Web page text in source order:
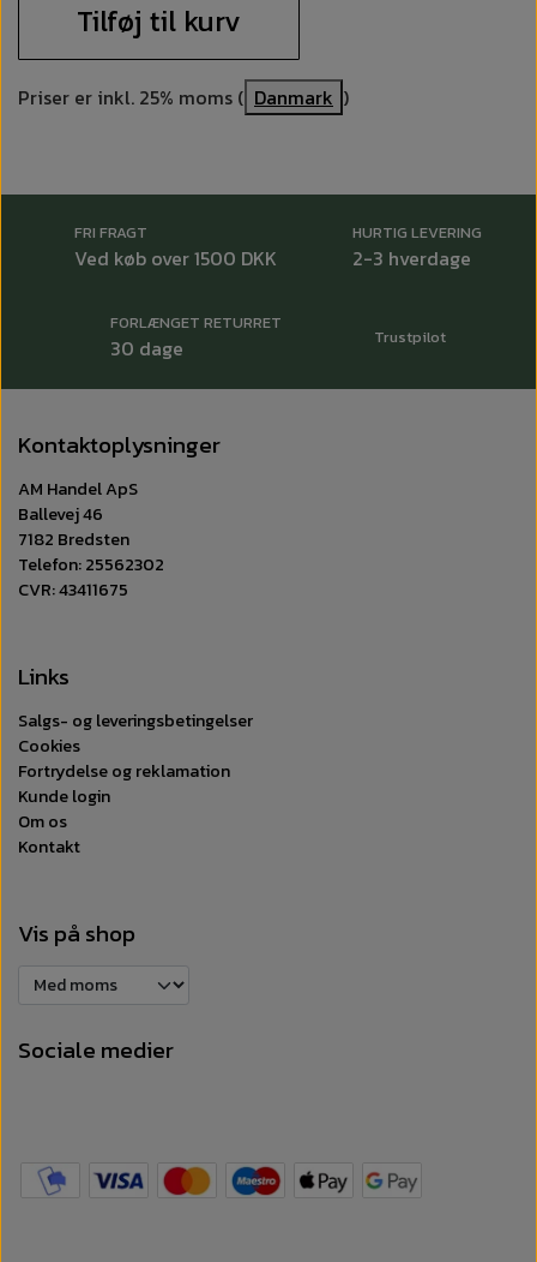
Tilføj til kurv
Priser er inkl. 25% moms ( Danmark )
FRI FRAGT
Ved køb over 1500 DKK
HURTIG LEVERING
2-3 hverdage
FORLÆNGET RETURRET
30 dage Trustpilot
Kontaktoplysninger
AM Handel ApS
Ballevej 46
7182 Bredsten
Telefon: 25562302
CVR: 43411675
Links
Salgs- og leveringsbetingelser
Cookies
Fortrydelse og reklamation
Kunde login
Om os
Kontakt
Vis på shop
Sociale medier